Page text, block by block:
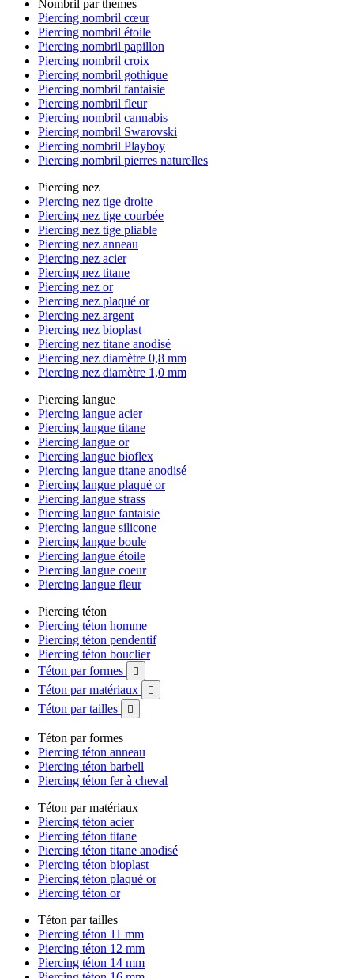
Nombril par thèmes
Piercing nombril cœur
Piercing nombril étoile
Piercing nombril papillon
Piercing nombril croix
Piercing nombril gothique
Piercing nombril fantaisie
Piercing nombril fleur
Piercing nombril cannabis
Piercing nombril Swarovski
Piercing nombril Playboy
Piercing nombril pierres naturelles
Piercing nez
Piercing nez tige droite
Piercing nez tige courbée
Piercing nez tige pliable
Piercing nez anneau
Piercing nez acier
Piercing nez titane
Piercing nez or
Piercing nez plaqué or
Piercing nez argent
Piercing nez bioplast
Piercing nez titane anodisé
Piercing nez diamètre 0,8 mm
Piercing nez diamètre 1,0 mm
Piercing langue
Piercing langue acier
Piercing langue titane
Piercing langue or
Piercing langue bioflex
Piercing langue titane anodisé
Piercing langue plaqué or
Piercing langue strass
Piercing langue fantaisie
Piercing langue silicone
Piercing langue boule
Piercing langue étoile
Piercing langue coeur
Piercing langue fleur
Piercing téton
Piercing téton homme
Piercing téton pendentif
Piercing téton bouclier
Téton par formes

Téton par matériaux 
Téton par tailles 
Téton par formes
Piercing téton anneau
Piercing téton barbell
Piercing téton fer à cheval
Téton par matériaux
Piercing téton acier
Piercing téton titane
Piercing téton titane anodisé
Piercing téton bioplast
Piercing téton plaqué or
Piercing téton or
Téton par tailles
Piercing téton 11 mm
Piercing téton 12 mm
Piercing téton 14 mm